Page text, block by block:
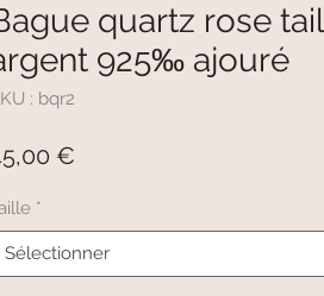
quartz rose
925‰ ajouré
: bqr2
€
*
Sélectionner